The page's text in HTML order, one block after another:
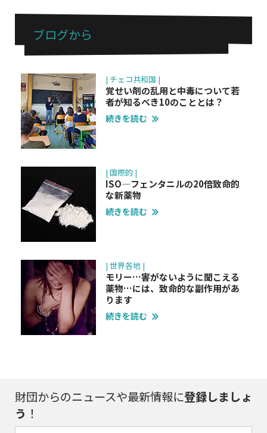
ブログから
| チェコ共和国 |
覚せい剤の乱用と中毒について若
者が知るべき10のこととは？
続きを読む
| 国際的 |
ISO—フェンタニルの20倍致命的
な新薬物
続きを読む
| 世界各地 |
モリー…害がないように聞こえる
薬物…には、致命的な副作用があ
ります
続きを読む
財団からのニュースや最新情報に登録しましょ
う ！